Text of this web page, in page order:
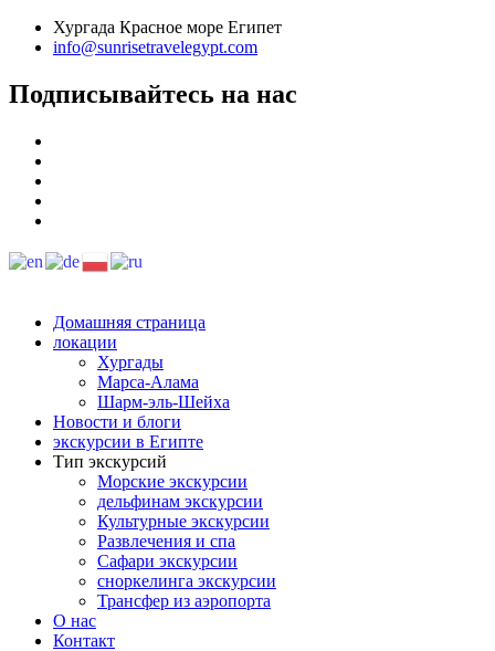
Хургада Красное море Египет
info@sunrisetravelegypt.com
Подписывайтесь на нас
Домашняя страница
локации
Хургады
Марса-Алама
Шарм-эль-Шейха
Новости и блоги
экскурсии в Египте
Тип экскурсий
Морские экскурсии
дельфинам экскурсии
Культурные экскурсии
Развлечения и спа
Сафари экскурсии
сноркелинга экскурсии
Трансфер из аэропорта
О нас
Контакт